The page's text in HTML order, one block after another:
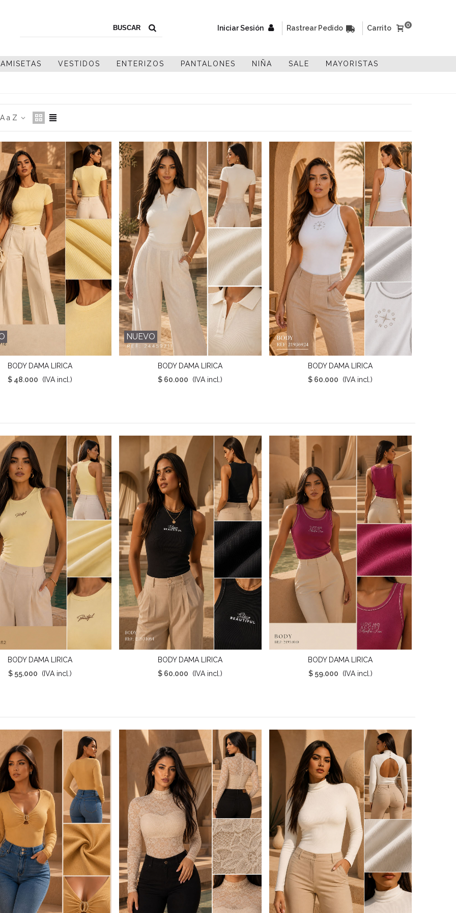
Iniciar Sesión Rastrear Pedido 0
Carrito
VESTIDOS ENTERIZOS PANTALONES NIÑA SALE MAYORISTAS
a Z
Rápida
BODY DAMA LIRICA
$ 48.000
(IVA incl.)
NUEVO
Vista Rápida
BODY DAMA LIRICA
$ 60.000
(IVA incl.)
Vista Rápida
BODY DAMA LIRICA
$ 60.000
(IVA incl.)
Rápida
BODY DAMA LIRICA
$ 55.000
(IVA incl.)
Vista Rápida
BODY DAMA LIRICA
$ 60.000
(IVA incl.)
Vista Rápida
BODY DAMA LIRICA
$ 59.000
(IVA incl.)